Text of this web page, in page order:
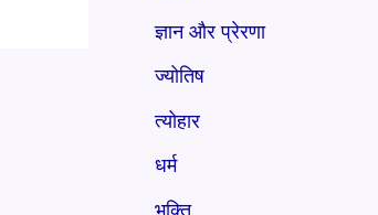
ज्ञान और प्रेरणा
ज्योतिष
त्योहार
धर्म
भक्ति